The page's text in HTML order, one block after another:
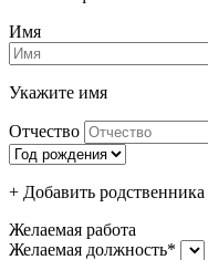
Имя
Укажите имя
Отчество
+ Добавить родcтвенника
Желаемая работа
Желаемая должность*